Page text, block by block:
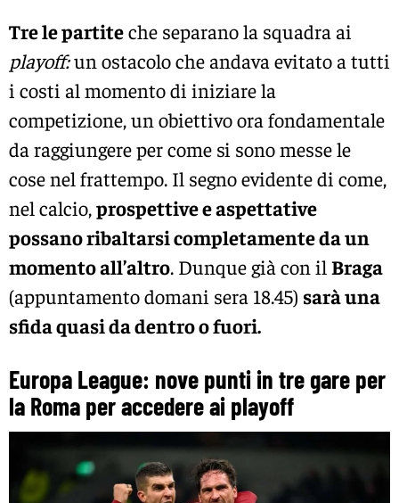
Tre le partiteche separano la squadra ai
playoff:un ostacolo che andava evitato a tutti
i costi al momento di iniziare la
competizione, un obiettivo ora fondamentale
da raggiungere per come si sono messe le
cose nel frattempo. Il segno evidente di come,
nel calcio,prospettive e aspettative
possano ribaltarsi completamente da un
momento all’altro. Dunque già con il Braga
(appuntamento domani sera 18.45) sarà una
sfida quasi da dentro o fuori.
Europa League: nove punti in tre gare per
la Roma per accedere ai playoff